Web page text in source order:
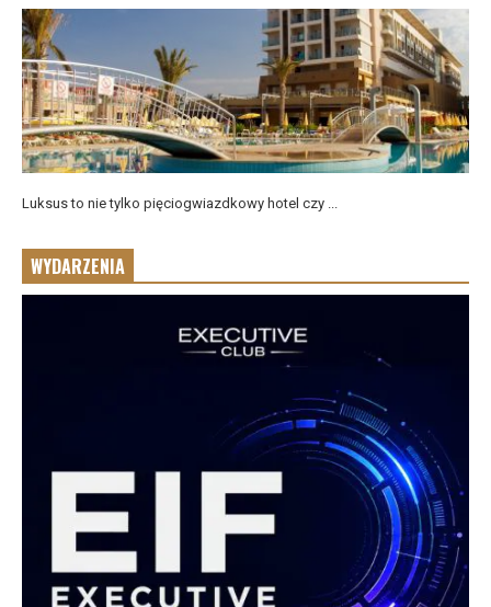
Luksus to nie tylko pięciogwiazdkowy hotel czy ...
WYDARZENIA